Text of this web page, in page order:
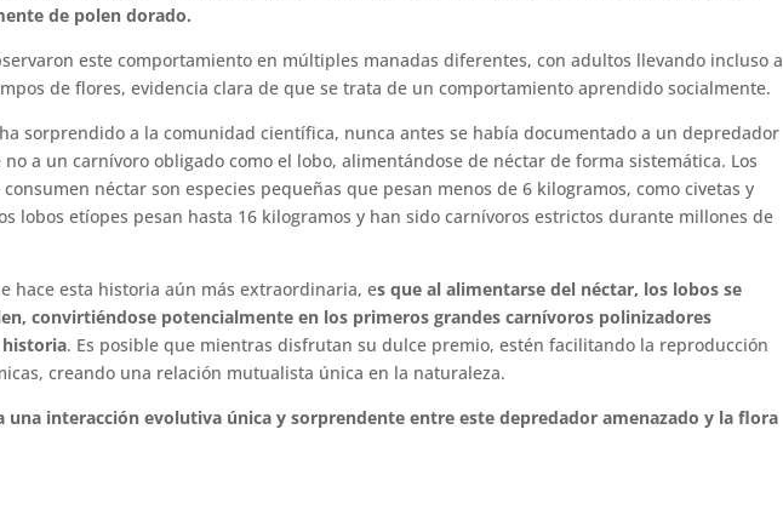
de polen dorado.
este comportamiento en múltiples manadas diferentes, con adultos llevando incluso a
de flores, evidencia clara de que se trata de un comportamiento aprendido socialmente.
sorprendido a la comunidad científica, nunca antes se había documentado a un depredador
a un carnívoro obligado como el lobo, alimentándose de néctar de forma sistemática. Los
néctar son especies pequeñas que pesan menos de 6 kilogramos, como civetas y
lobos etíopes pesan hasta 16 kilogramos y han sido carnívoros estrictos durante millones de
hace esta historia aún más extraordinaria, es que al alimentarse del néctar, los lobos se
convirtiéndose potencialmente en los primeros grandes carnívoros polinizadores
historia. Es posible que mientras disfrutan su dulce premio, estén facilitando la reproducción
creando una relación mutualista única en la naturaleza.
una interacción evolutiva única y sorprendente entre este depredador amenazado y la flora